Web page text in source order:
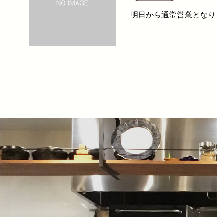
明日から通常営業とな